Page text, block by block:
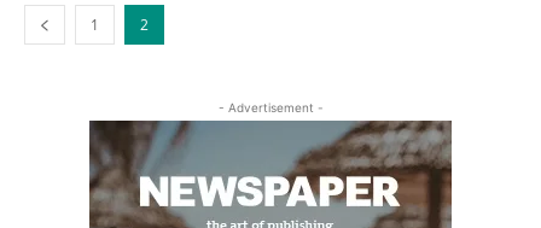
1 2
- Advertisement -